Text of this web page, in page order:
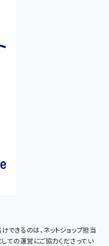
きるのは、ネットショップ担当
ての運営にご協力くださってい